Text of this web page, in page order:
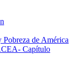
Pobreza de América
Capítulo